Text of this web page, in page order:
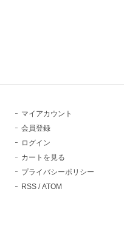
マイアカウント
会員登録
ログイン
カートを見る
プライバシーポリシー
RSS /ATOM